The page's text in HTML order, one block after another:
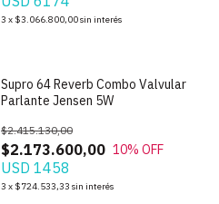
3 x $3.066.800,00sin interés
Supro 64 Reverb Combo Valvular
Parlante Jensen 5W
$2.173.600,00
$2.415.130,00
10% OFF
USD 1458
3 x $724.533,33 sin interés